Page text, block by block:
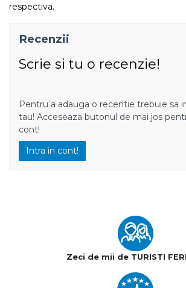
respectiva.
Recenzii
Scrie si tu o recenzie!
Pentru a adauga o recentie trebuie sa
tau! Acceseaza butonul de mai jos
cont!
Intra in cont!
Zeci de mii de TURISTI